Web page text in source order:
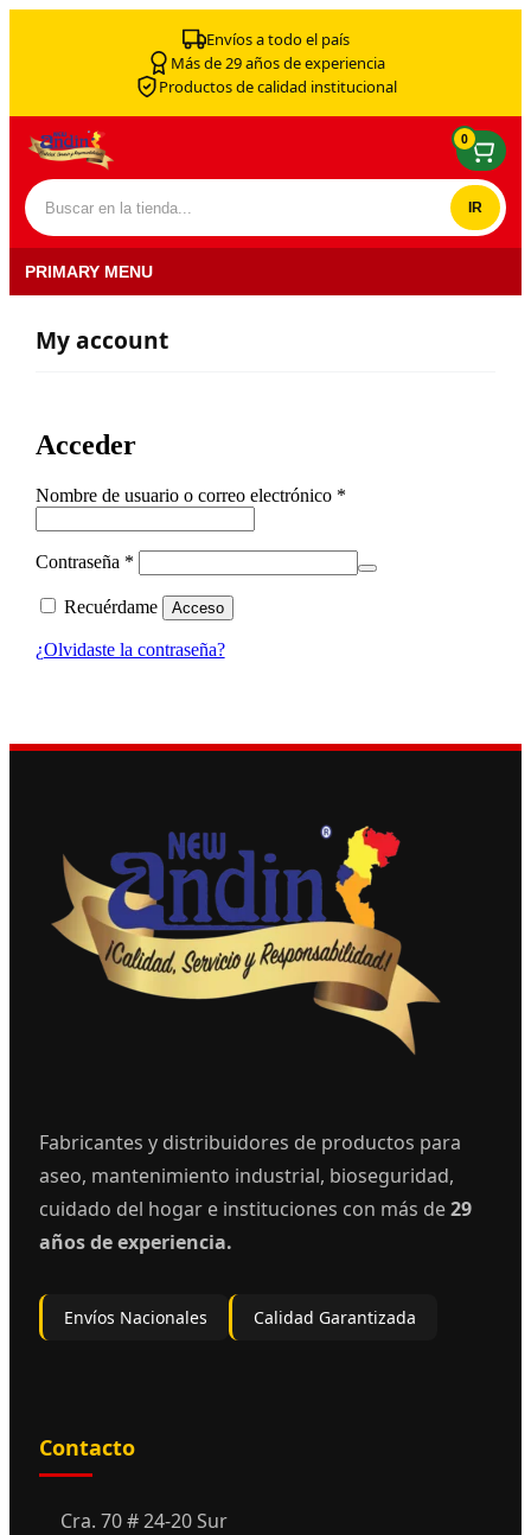
Envíos a todo el país
Más de 29 años de experiencia
Productos de calidad institucional
Buscar por:
0
PRIMARY MENU
My account
Acceder
Nombre de usuario o correo electrónico *Obligatorio
Contraseña *Obligatorio
Recuérdame Acceso
¿Olvidaste la contraseña?
Fabricantes y distribuidores de productos para
aseo, mantenimiento industrial, bioseguridad,
cuidado del hogar e instituciones con más de29
años de experiencia.
Envíos Nacionales Calidad Garantizada
Contacto
Cra. 70 # 24-20 Sur